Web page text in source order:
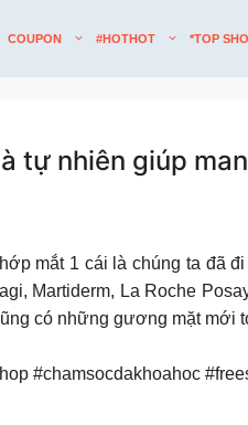
COUPON #HOTHOT *TOP
tự nhiên giúp
mắt 1 cái là chúng ta đã
Martiderm, La Roche
có những gương mặt
#chamsocdakhoahoc